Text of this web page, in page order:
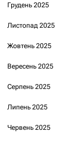
Грудень 2025
Листопад 2025
Жовтень 2025
Вересень 2025
Серпень 2025
Липень 2025
Червень 2025